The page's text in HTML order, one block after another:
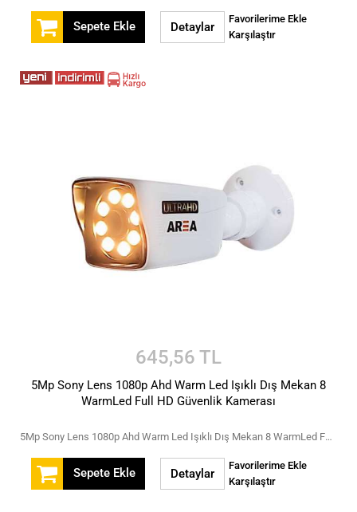
Sepete Ekle Detaylar
Favorilerime Ekle
Karşılaştır
645,56 TL
5Mp Sony Lens 1080p Ahd Warm Led Işıklı Dış Mekan 8
WarmLed Full HD Güvenlik Kamerası
5Mp Sony Lens 1080p Ahd Warm Led Işıklı Dış Mekan 8 WarmLed Full HD Güvenlik Kamerası
Sepete Ekle Detaylar
Favorilerime Ekle
Karşılaştır